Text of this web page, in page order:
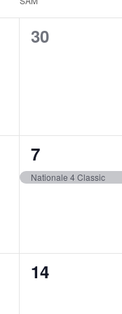
0
30
1
évènement,
7
Nationale 4 Classic
0
14